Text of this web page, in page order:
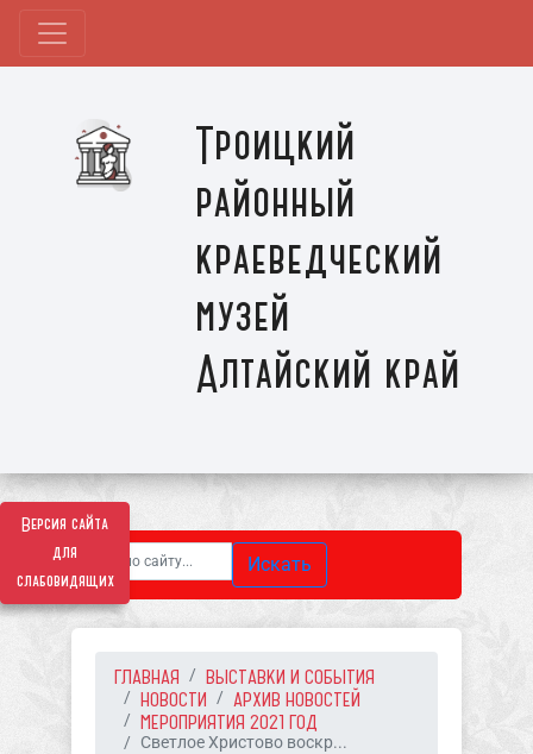
Версия сайта
для
слабовидящих
Троицкий
районный
краеведческий
музей
Алтайский край
Искать
ГЛАВНАЯ
ВЫСТАВКИ И СОБЫТИЯ
НОВОСТИ
АРХИВ НОВОСТЕЙ
МЕРОПРИЯТИЯ 2021 ГОД
Светлое Христово воскр...